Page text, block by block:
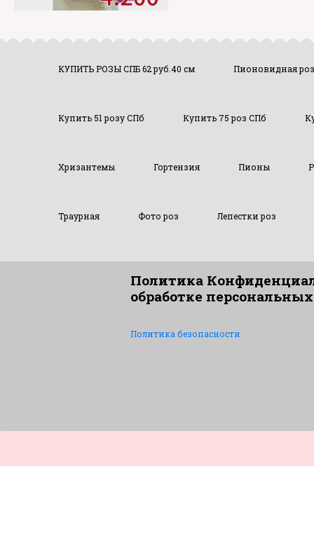
КУПИТЬ РОЗЫ СПБ 62 руб.40 см Пионовидная
Купить 51 розу СПб Купить 75 роз СПб
Хризантемы Гортензия Пионы
Траурная Фото роз Лепестки роз
Политика
обработке
Политика безопасности